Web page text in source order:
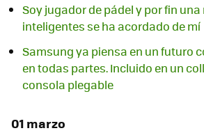
Soy jugador de pádel y por fin
inteligentes se ha acordado de mí
Samsung ya piensa en un futuro
en todas partes. Incluido en un
consola plegable
01 marzo